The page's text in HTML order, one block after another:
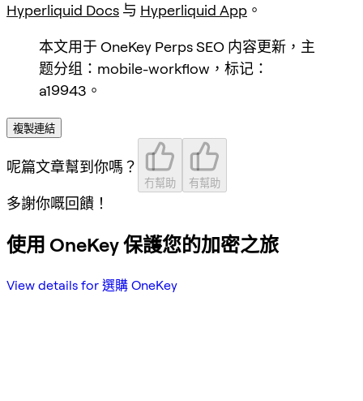
Hyperliquid Docs 与 Hyperliquid App 。
本文用于 OneKey Perps SEO 内容更新，主
题分组：mobile-workflow，标记：
a19943。
複製連結
呢篇文章幫到你嗎？
冇幫助 有幫助
多謝你嘅回饋！
使用 OneKey 保護您的加密之旅
View details for 選購 OneKey